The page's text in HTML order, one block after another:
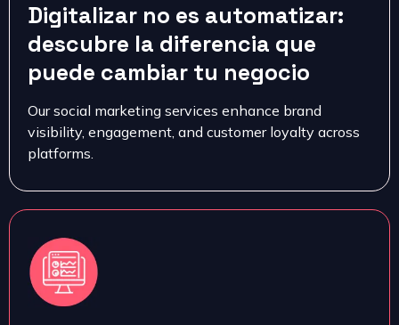
Digitalizar no es automatizar:
descubre la diferencia que
puede cambiar tu negocio
Our social marketing services enhance brand
visibility, engagement, and customer loyalty across
platforms.